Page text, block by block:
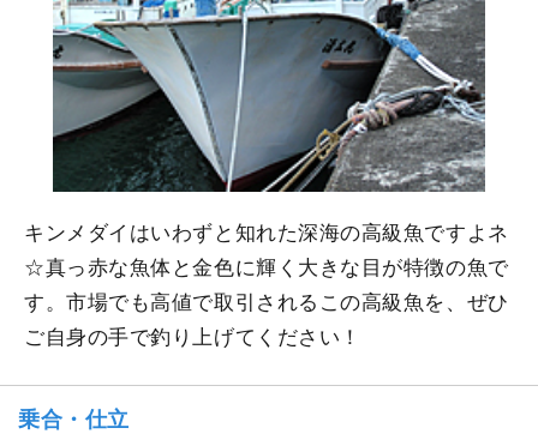
キンメダイはいわずと知れた深海の高級魚ですよネ
☆真っ赤な魚体と金色に輝く大きな目が特徴の魚で
す。市場でも高値で取引されるこの高級魚を、ぜひ
ご自身の手で釣り上げてください！
乗合・仕立